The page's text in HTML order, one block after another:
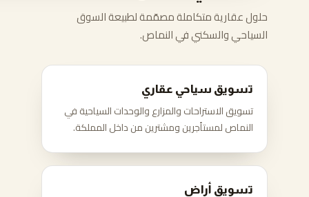
حلول عقارية متكاملة مصمّمة لطبيعة السوق
السياحي والسكني في النماص.
تسويق سياحي عقاري
تسويق الاستراحات والمزارع والوحدات السياحية في
النماص لمستأجرين ومشترين من داخل المملكة.
تسويق أراضٍ